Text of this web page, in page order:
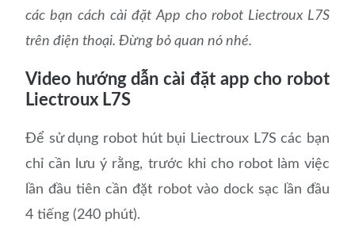
các bạn cách cài đặt App cho robot Liectroux L7S
trên điện thoại. Đừng bỏ quan nó nhé.
Video hướng dẫn cài đặt app cho robot
Liectroux L7S
Để sử dụng robot hút bụi Liectroux L7S các bạn
chỉ cần lưu ý rằng, trước khi cho robot làm việc
lần đầu tiên cần đặt robot vào dock sạc lần đầu
4 tiếng (240 phút).